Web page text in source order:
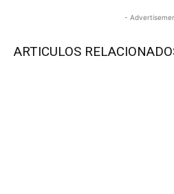
-
ARTICULOS